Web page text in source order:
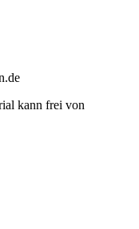
kann frei von